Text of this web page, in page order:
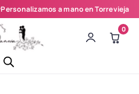
Personalizamos a mano en Torrevieja
0